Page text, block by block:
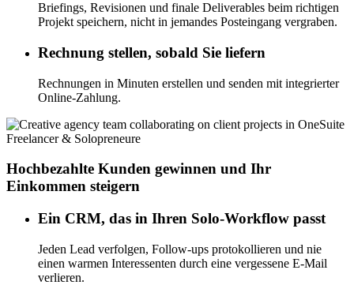
Briefings, Revisionen und finale Deliverables beim richtigen
Projekt speichern, nicht in jemandes Posteingang vergraben.
Rechnung stellen, sobald Sie liefern
Rechnungen in Minuten erstellen und senden mit integrierter
Online-Zahlung.
Freelancer & Solopreneure
Hochbezahlte Kunden gewinnen und Ihr
Einkommen steigern
Ein CRM, das in Ihren Solo-Workflow passt
Jeden Lead verfolgen, Follow-ups protokollieren und nie
einen warmen Interessenten durch eine vergessene E-Mail
verlieren.